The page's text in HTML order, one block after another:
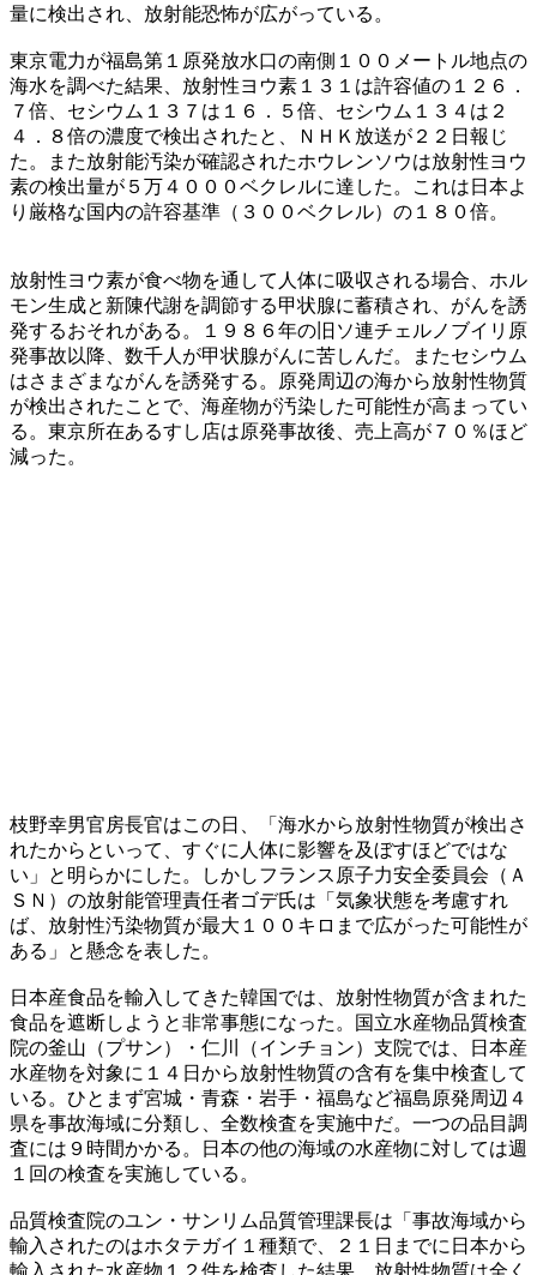
量に検出され、放射能恐怖が広がっている。
東京電力が福島第１原発放水口の南側１００メートル地点の
海水を調べた結果、放射性ヨウ素１３１は許容値の１２６．
７倍、セシウム１３７は１６．５倍、セシウム１３４は２
４．８倍の濃度で検出されたと、ＮＨＫ放送が２２日報じ
た。また放射能汚染が確認されたホウレンソウは放射性ヨウ
素の検出量が５万４０００ベクレルに達した。これは日本よ
り厳格な国内の許容基準（３００ベクレル）の１８０倍。
放射性ヨウ素が食べ物を通して人体に吸収される場合、ホル
モン生成と新陳代謝を調節する甲状腺に蓄積され、がんを誘
発するおそれがある。１９８６年の旧ソ連チェルノブイリ原
発事故以降、数千人が甲状腺がんに苦しんだ。またセシウム
はさまざまながんを誘発する。原発周辺の海から放射性物質
が検出されたことで、海産物が汚染した可能性が高まってい
る。東京所在あるすし店は原発事故後、売上高が７０％ほど
減った。
枝野幸男官房長官はこの日、「海水から放射性物質が検出さ
れたからといって、すぐに人体に影響を及ぼすほどではな
い」と明らかにした。しかしフランス原子力安全委員会（Ａ
ＳＮ）の放射能管理責任者ゴデ氏は「気象状態を考慮すれ
ば、放射性汚染物質が最大１００キロまで広がった可能性が
ある」と懸念を表した。
日本産食品を輸入してきた韓国では、放射性物質が含まれた
食品を遮断しようと非常事態になった。国立水産物品質検査
院の釜山（プサン）・仁川（インチョン）支院では、日本産
水産物を対象に１４日から放射性物質の含有を集中検査して
いる。ひとまず宮城・青森・岩手・福島など福島原発周辺４
県を事故海域に分類し、全数検査を実施中だ。一つの品目調
査には９時間かかる。日本の他の海域の水産物に対しては週
１回の検査を実施している。
品質検査院のユン・サンリム品質管理課長は「事故海域から
輸入されたのはホタテガイ１種類で、２１日までに日本から
輸入された水産物１２件を検査した結果、放射性物質は全く